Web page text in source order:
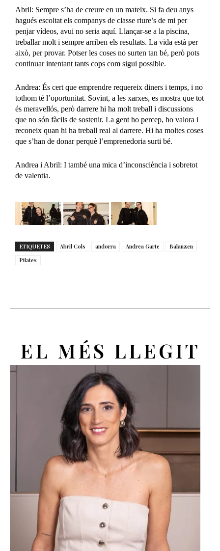
Abril: Sempre s’ha de creure en un mateix. Si fa deu anys
hagués escoltat els companys de classe riure’s de mi per
penjar vídeos, avui no seria aquí. Llançar-se a la piscina,
treballar molt i sempre arriben els resultats. La vida està per
això, per provar. Potser les coses no surten tan bé, però pots
continuar intentant tants cops com sigui possible.
Andrea: És cert que emprendre requereix diners i temps, i no
tothom té l’oportunitat. Sovint, a les xarxes, es mostra que tot
és meravellós, però darrere hi ha molt treball i discussions
que no són fàcils de sostenir. La gent ho percep, ho valora i
reconeix quan hi ha treball real al darrere. Hi ha moltes coses
que s’han de donar perquè l’emprenedoria surti bé.
Andrea i Abril: I també una mica d’inconsciència i sobretot
de valentia.
ETIQUETES Abril Cols andorra Andrea Garte
Balanzen
Pilates
EL MÉS LLEGIT